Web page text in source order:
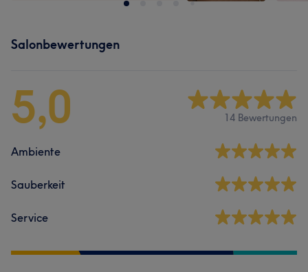
Salonbewertungen
5,0 14 Bewertungen
Ambiente
Sauberkeit
Service